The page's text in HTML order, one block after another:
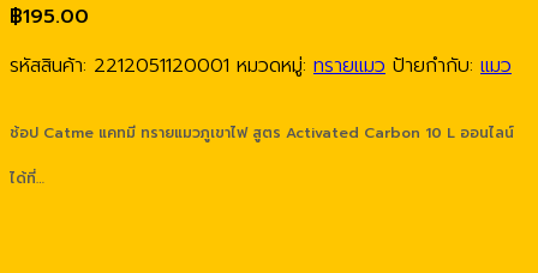
฿195.00
รหัสสินค้า: 2212051120001 หมวดหมู่: ทรายแมว ป้ายกำกับ: แมว
ช้อป Catme แคทมี ทรายแมวภูเขาไฟ สูตร Activated Carbon 10 L ออนไลน์
ได้ที่…